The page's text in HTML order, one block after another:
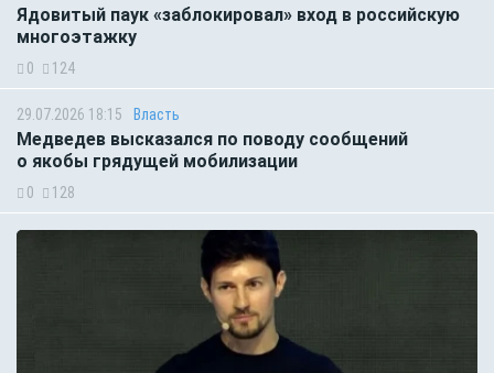
Ядовитый паук «заблокировал» вход в российскую
многоэтажку
0 124
29.07.2026 18:15 Власть
Медведев высказался по поводу сообщений
о якобы грядущей мобилизации
0 128